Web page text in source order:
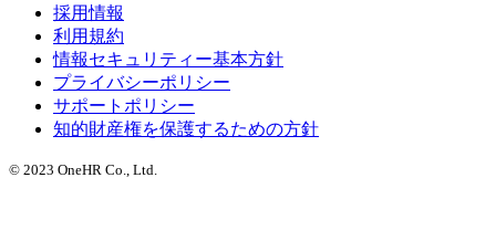
採用情報
利用規約
情報セキュリティー基本方針
プライバシーポリシー
サポートポリシー
知的財産権を保護するための方針
© 2023 OneHR Co., Ltd.